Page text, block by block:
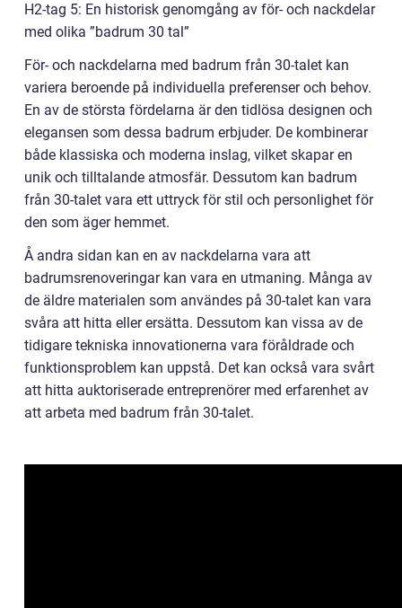
H2-tag 5: En historisk genomgång av för- och nackdelar
med olika ”badrum 30 tal”
För- och nackdelarna med badrum från 30-talet kan
variera beroende på individuella preferenser och behov.
En av de största fördelarna är den tidlösa designen och
elegansen som dessa badrum erbjuder. De kombinerar
både klassiska och moderna inslag, vilket skapar en
unik och tilltalande atmosfär. Dessutom kan badrum
från 30-talet vara ett uttryck för stil och personlighet för
den som äger hemmet.
Å andra sidan kan en av nackdelarna vara att
badrumsrenoveringar kan vara en utmaning. Många av
de äldre materialen som användes på 30-talet kan vara
svåra att hitta eller ersätta. Dessutom kan vissa av de
tidigare tekniska innovationerna vara föråldrade och
funktionsproblem kan uppstå. Det kan också vara svårt
att hitta auktoriserade entreprenörer med erfarenhet av
att arbeta med badrum från 30-talet.